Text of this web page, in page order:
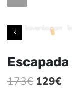
173€ El
129€